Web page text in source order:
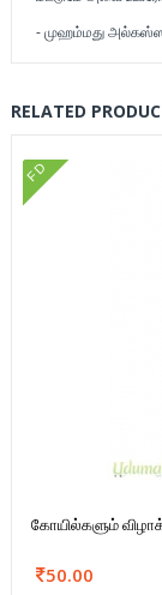
- முஹம்மது
RELATED
FD
கோயில்களும்
50.00